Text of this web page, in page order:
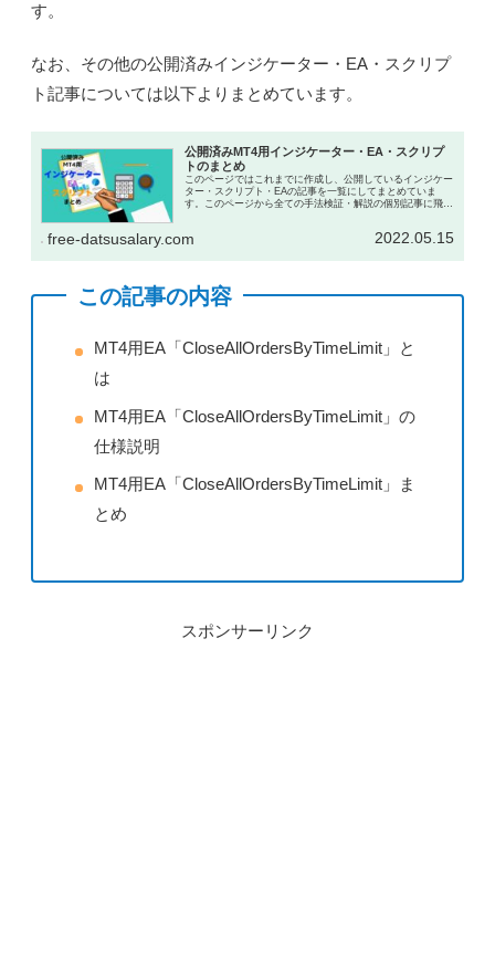
す。
なお、その他の公開済みインジケーター・EA・スクリプ
ト記事については以下よりまとめています。
公開済みMT4用インジケーター・EA・スクリプ
トのまとめ
このページではこれまでに作成し、公開しているインジケー
ター・スクリプト・EAの記事を一覧にしてまとめていま
す。このページから全ての手法検証・解説の個別記事に飛ぶ
free-datsusalary.com 2022.05.15
この記事の内容
MT4用EA「CloseAllOrdersByTimeLimit」と
は
MT4用EA「CloseAllOrdersByTimeLimit」の
仕様説明
MT4用EA「CloseAllOrdersByTimeLimit」ま
とめ
スポンサーリンク